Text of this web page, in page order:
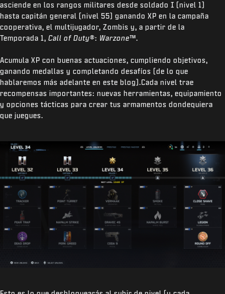
asciende en los rangos militares desde soldado I (nivel 1)
hasta capitán general (nivel 55) ganando XP en la campaña
cooperativa, el multijugador, Zombis y, a partir de la
Temporada 1, Call of Duty®: Warzone™.
Acumula XP con buenas actuaciones, cumpliendo objetivos,
ganando medallas y completando desafíos (de lo que
hablaremos más adelante en este blog).Cada nivel trae
recompensas importantes: nuevas herramientas, equipamiento
y opciones tácticas para crear tus armamentos dondequiera
que juegues.